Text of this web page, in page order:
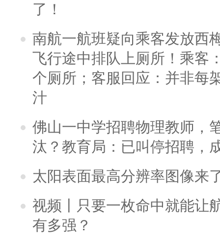
了！
南航一航班疑向乘客发放西
飞行途中排队上厕所！乘客
个厕所；客服回应：并非每
汁
佛山一中学招聘物理教师，
汰？教育局：已叫停招聘，
太阳表面最高分辨率图像来
视频丨只要一枚命中就能让
有多强？